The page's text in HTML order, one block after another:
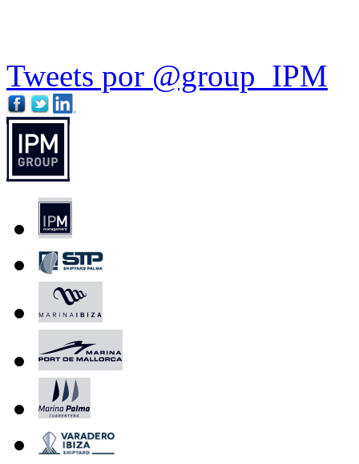
Tweets por @group_IPM